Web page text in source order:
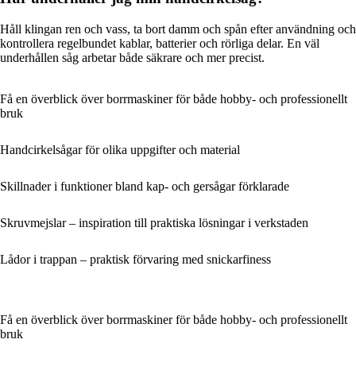
Håll klingan ren och vass, ta bort damm och spån efter användning och
kontrollera regelbundet kablar, batterier och rörliga delar. En väl
underhållen såg arbetar både säkrare och mer precist.
Få en överblick över borrmaskiner för både hobby- och professionellt
bruk
Handcirkelsågar för olika uppgifter och material
Skillnader i funktioner bland kap- och gersågar förklarade
Skruvmejslar – inspiration till praktiska lösningar i verkstaden
Lådor i trappan – praktisk förvaring med snickarfiness
Få en överblick över borrmaskiner för både hobby- och professionellt
bruk